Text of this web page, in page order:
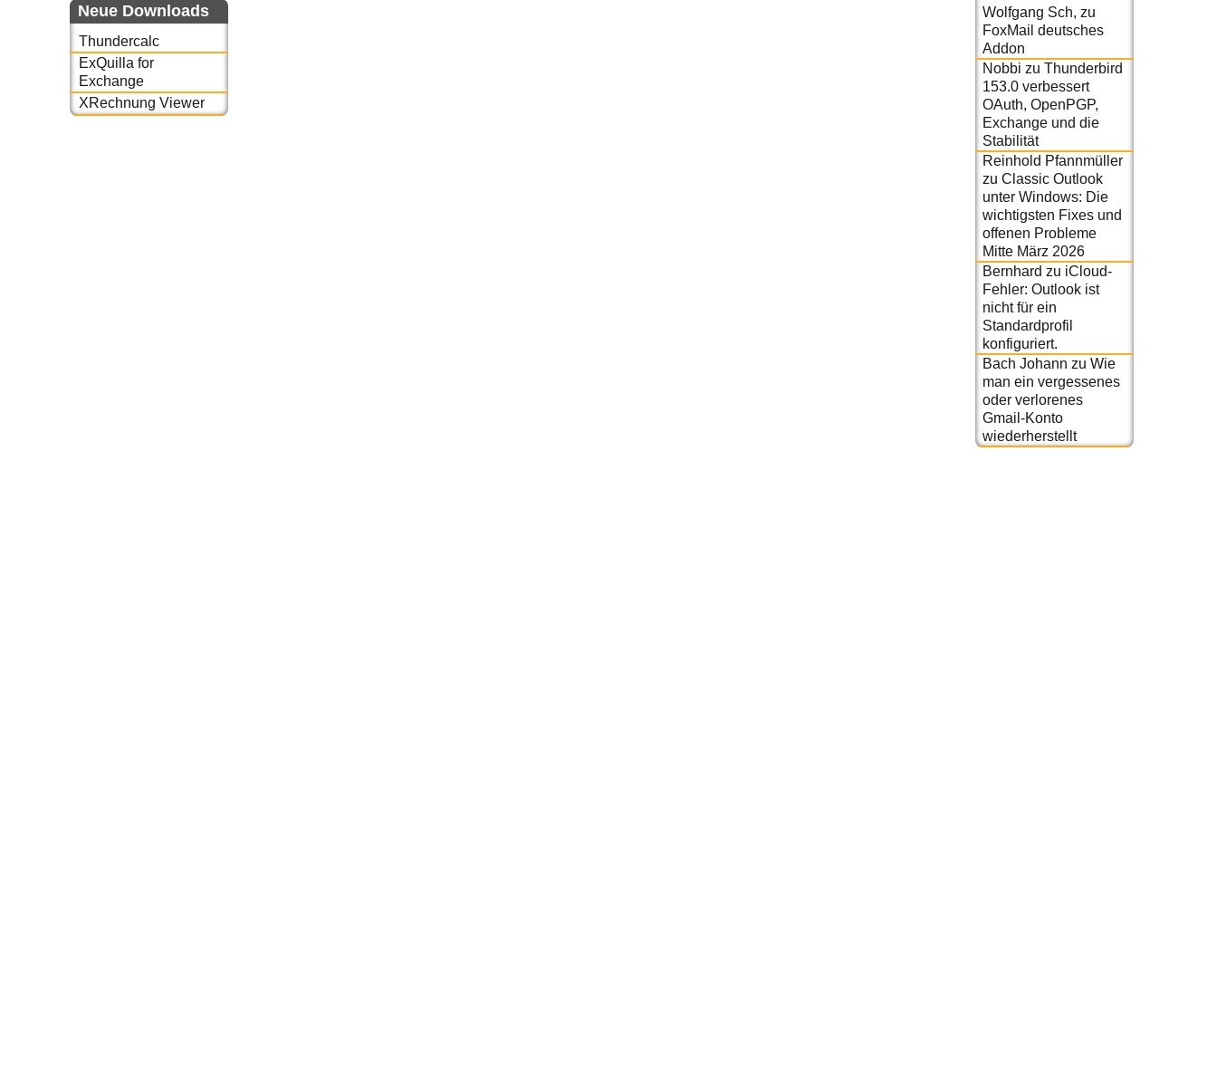
Neue Downloads
Thundercalc
ExQuilla for
Exchange
XRechnung Viewer
Wolfgang Sch, zu
FoxMail deutsches
Addon
Nobbi zu Thunderbird
153.0 verbessert
OAuth, OpenPGP,
Exchange und die
Stabilität
Reinhold Pfannmüller
zu Classic Outlook
unter Windows: Die
wichtigsten Fixes und
offenen Probleme
Mitte März 2026
Bernhard zu iCloud-
Fehler: Outlook ist
nicht für ein
Standardprofil
konfiguriert.
Bach Johann zu Wie
man ein vergessenes
oder verlorenes
Gmail-Konto
wiederherstellt